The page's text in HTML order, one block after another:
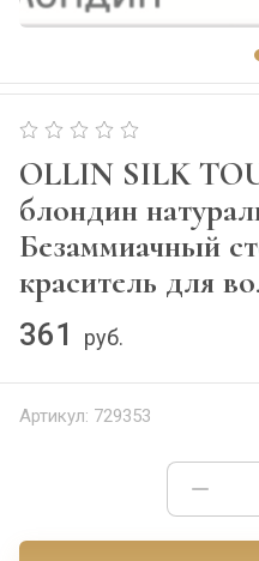
OLLIN SILK
блондин
Безаммиачный
краситель для
361 руб.
Артикул: 729353